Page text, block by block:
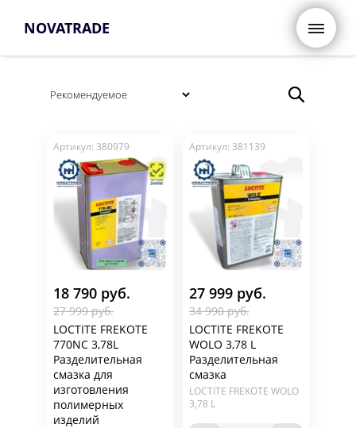
NOVATRADE
Артикул: 380979
18 790 руб.
27 999 руб.
LOCTITE FREKOTE
770NC 3,78L
Разделительная
смазка для
изготовления
полимерных
изделий
Артикул: 381139
27 999 руб.
34 990 руб.
LOCTITE FREKOTE
WOLO 3,78 L
Разделительная
смазка
LOCTITE FREKOTE WOLO
3,78 L